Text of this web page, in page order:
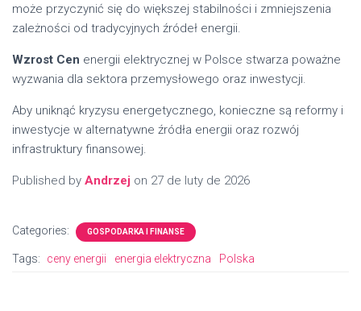
może przyczynić się do większej stabilności i zmniejszenia
zależności od tradycyjnych źródeł energii.
Wzrost Cen energii elektrycznej w Polsce stwarza poważne
wyzwania dla sektora przemysłowego oraz inwestycji.
Aby uniknąć kryzysu energetycznego, konieczne są reformy i
inwestycje w alternatywne źródła energii oraz rozwój
infrastruktury finansowej.
Published by Andrzej on 27 de luty de 2026
Categories: GOSPODARKA I FINANSE
Tags: ceny energii energia elektryczna Polska